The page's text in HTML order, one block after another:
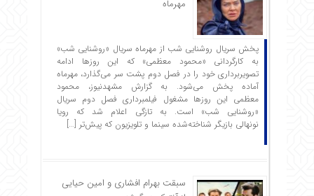
مهرماه
پخش سریال روشنایی شب از مهرماه سریال «روشنایی شب»
به کارگردانی «محمود معظمی» که این روزها ادامه
تصویربرداری خود را در فصل دوم پشت سر می‌گذارد، مهرماه
آماده پخش می‌شود. به گزارش مشهدنیوز، محمود
معظمی این روزها مشغول فیلمبرداری فصل دوم سریال
«روشنایی شب» است. به تازگی اعلام شد که رویا
نونهالی بازیگر شناخته‌شده سینما و تلویزیون که پیش‌تر […]
سبقت بهرام افشاری و امین حیایی